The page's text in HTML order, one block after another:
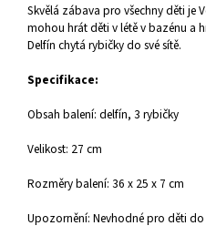
Skvělá zábava pro všechny děti je
mohou hrát děti v létě v bazénu a
Delfín chytá rybičky do své sítě.
Specifikace:
Obsah balení: delfín, 3 rybičky
Velikost: 27 cm
Rozměry balení: 36 x 25 x 7 cm
Upozornění: Nevhodné pro děti